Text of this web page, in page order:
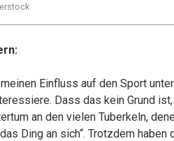
Einfluss auf den Sport
Dass das kein Grund
an den vielen Tuberkeln,
Ding an sich“. Trotzdem